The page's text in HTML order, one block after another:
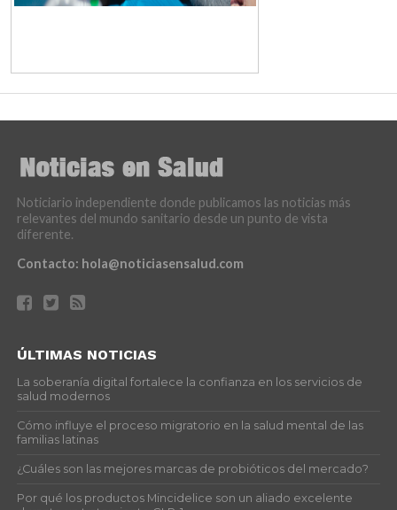
Noticiario independiente donde publicamos las noticias más
relevantes del mundo sanitario desde un punto de vista
diferente.
Contacto: hola@noticiasensalud.com
ÚLTIMAS NOTICIAS
La soberanía digital fortalece la confianza en los servicios de
salud modernos
Cómo influye el proceso migratorio en la salud mental de las
familias latinas
¿Cuáles son las mejores marcas de probióticos del mercado?
Por qué los productos Mincidelice son un aliado excelente